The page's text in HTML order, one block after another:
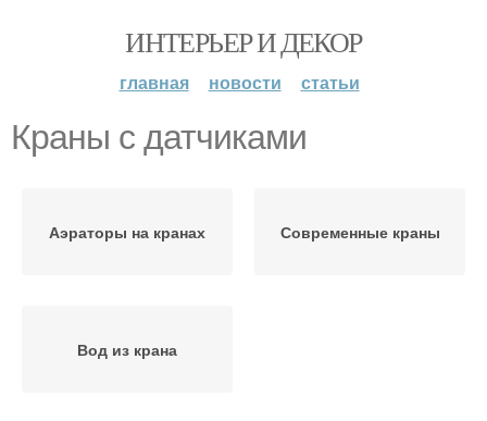
ИНТЕРЬЕР И ДЕКОР
главная новости статьи
Краны с датчиками
Аэраторы на кранах Современные краны
Вод из крана